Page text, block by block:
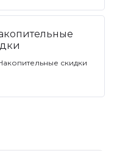
скидки